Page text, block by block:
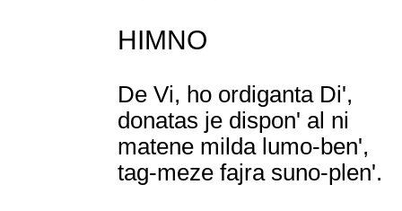
HIMNO
De Vi, ho ordiganta Di',
donatas je dispon' al ni
matene milda lumo-ben',
tag-meze fajra suno-plen'.